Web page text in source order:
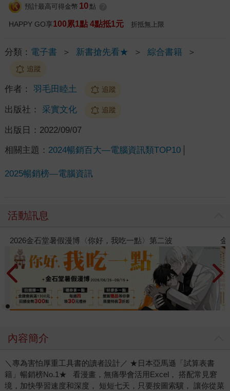
預計最高可得金幣 10 點
HAPPY GO享100累1點 4點抵1元 折抵無上限
分類： 電子書 ＞ 新書搶先看★ ＞ 綜合書籍 ＞
追蹤
作者： 羽毛田睦土 追蹤
出版社： 采實文化 追蹤
出版日： 2022/09/07
相關主題： 2024暢銷百大—電腦資訊類TOP10
2025暢銷榜—電腦資訊
活動訊息
金石堂2026海外優惠：電子書
內容簡介
＼專為害怕厚重工具書的讀者設計／ ★日本亞馬遜「試算表書
籍」暢銷榜No.1★ 看漫畫，無痛學會活用Excel， 搭配常見窘
境，加快學習速度和深度， 短短七天，只要按圖索驥， 讓你從菜